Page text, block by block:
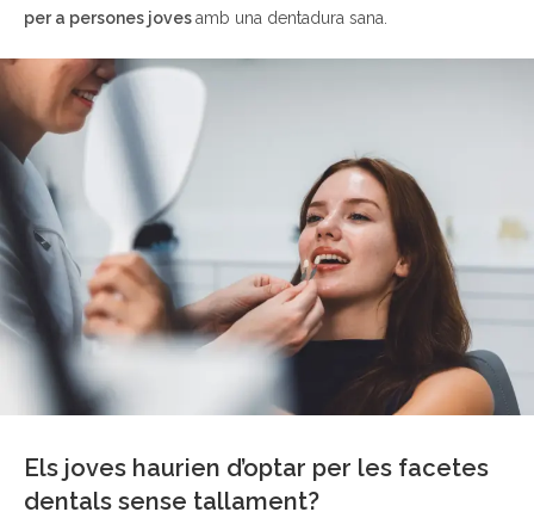
per a persones jovesamb una dentadura sana.
Els joves haurien d’optar per les facetes
dentals sense tallament?